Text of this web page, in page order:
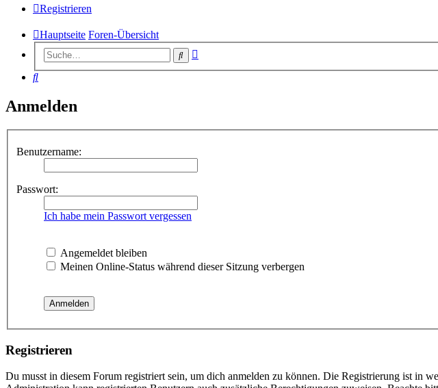
Registrieren
Hauptseite Foren-Übersicht
Suche
Suche
Anmelden
Benutzername:
Passwort:
Ich habe mein Passwort vergessen
Angemeldet bleiben
Meinen Online-Status während dieser Sitzung verbergen
Registrieren
Du musst in diesem Forum registriert sein, um dich anmelden zu können. Die Registrierung ist